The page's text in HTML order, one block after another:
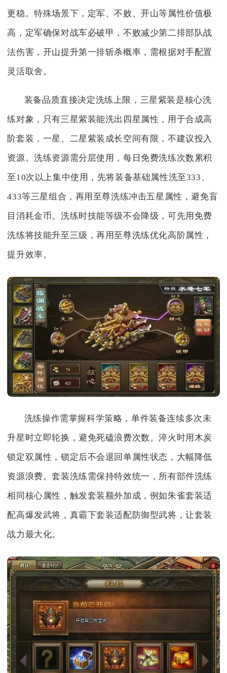
更稳。特殊场景下，定军、不败、开山等属性价值极
高，定军确保对战车必破甲，不败减少第二排部队战
法伤害，开山提升第一排斩杀概率，需根据对手配置
灵活取舍。
装备品质直接决定洗练上限，三星紫装是核心洗
练对象，只有三星紫装能洗出四星属性，用于合成高
阶套装，一星、二星紫装成长空间有限，不建议投入
资源。洗练资源需分层使用，每日免费洗练次数累积
至10次以上集中使用，先将装备基础属性洗至333、
433等三星组合，再用至尊洗练冲击五星属性，避免盲
目消耗金币。洗练时技能等级不会降级，可先用免费
洗练将技能升至三级，再用至尊洗练优化高阶属性，
提升效率。
洗练操作需掌握科学策略，单件装备连续多次未
升星时立即轮换，避免死磕浪费次数。淬火时用木炭
锁定双属性，锁定后不会退回单属性状态，大幅降低
资源浪费。套装洗练需保持特效统一，所有部件洗练
相同核心属性，触发套装额外加成，例如朱雀套装适
配高爆发武将，真霸下套装适配防御型武将，让套装
战力最大化。